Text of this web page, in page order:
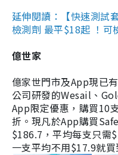
延伸閱讀：【快速測試
檢測劑 最平$18起 ！
億世家
億家世門市及App現已
公司研發的Wesail、
App限定優惠，購買10
折。現凡於App購買
$186.7，平均每支只需
一支平均不用$17.9就